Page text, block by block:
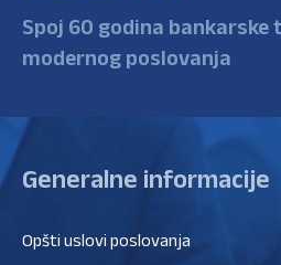
Spoj 60 godina bankarske
modernog poslovanja
Generalne informacije
Opšti uslovi poslovanja